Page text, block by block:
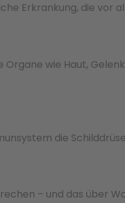
Erkrankung, die vor
wie Haut,
die
– und das über